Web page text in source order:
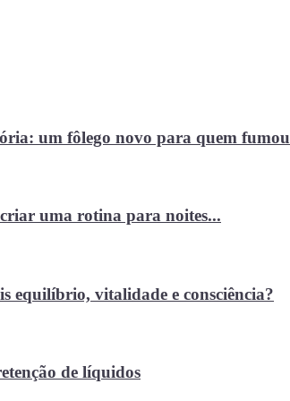
um fôlego novo para quem fumou
uma rotina para noites...
equilíbrio, vitalidade e consciência?
de líquidos